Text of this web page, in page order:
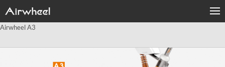
Airwheel A3